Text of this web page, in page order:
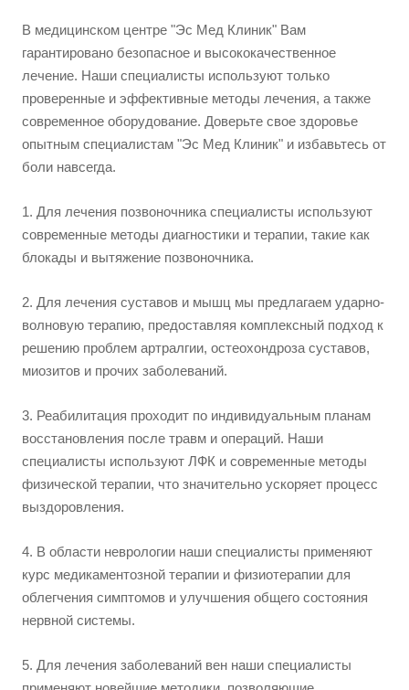
В медицинском центре "Эс Мед Клиник" Вам
гарантировано безопасное и высококачественное
лечение. Наши специалисты используют только
проверенные и эффективные методы лечения, а также
современное оборудование. Доверьте свое здоровье
опытным специалистам "Эс Мед Клиник" и избавьтесь от
боли навсегда.
1. Для лечения позвоночника специалисты используют
современные методы диагностики и терапии, такие как
блокады и вытяжение позвоночника.
2. Для лечения суставов и мышц мы предлагаем ударно-
волновую терапию, предоставляя комплексный подход к
решению проблем артралгии, остеохондроза суставов,
миозитов и прочих заболеваний.
3. Реабилитация проходит по индивидуальным планам
восстановления после травм и операций. Наши
специалисты используют ЛФК и современные методы
физической терапии, что значительно ускоряет процесс
выздоровления.
4. В области неврологии наши специалисты применяют
курс медикаментозной терапии и физиотерапии для
облегчения симптомов и улучшения общего состояния
нервной системы.
5. Для лечения заболеваний вен наши специалисты